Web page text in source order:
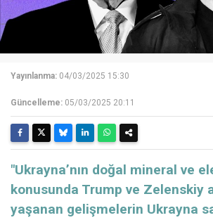
Yayınlanma: 04/03/2025 15:30
Güncelleme: 05/03/2025 20:11
"Ukrayna’nın doğal mineral ve
konusunda Trump ve Zelenskiy
yaşanan gelişmelerin Ukrayna